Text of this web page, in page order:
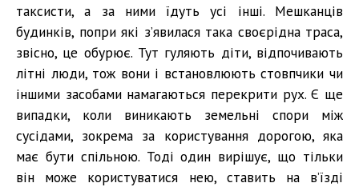
таксисти, а за ними їдуть усі інші. Мешканців
будинків, попри які з’явилася така своєрідна траса,
звісно, це обурює. Тут гуляють діти, відпочивають
літні люди, тож вони і встановлюють стовпчики чи
іншими засобами намагаються перекрити рух. Є ще
випадки, коли виникають земельні спори між
сусідами, зокрема за користування дорогою, яка
має бути спільною. Тоді один вирішує, що тільки
він може користуватися нею, ставить на в’їзді